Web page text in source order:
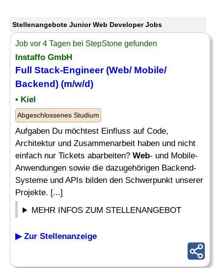
Stellenangebote Junior Web Developer Jobs
Job vor 4 Tagen bei StepStone gefunden
Instaffo GmbH
Full Stack-Engineer (Web/ Mobile/
Backend) (m/w/d)
• Kiel
Abgeschlossenes Studium
Aufgaben Du möchtest Einfluss auf Code,
Architektur und Zusammenarbeit haben und nicht
einfach nur Tickets abarbeiten? Web- und Mobile-
Anwendungen sowie die dazugehörigen Backend-
Systeme und APIs bilden den Schwerpunkt unserer
Projekte. [...]
MEHR INFOS ZUM STELLENANGEBOT
▶ Zur Stellenanzeige